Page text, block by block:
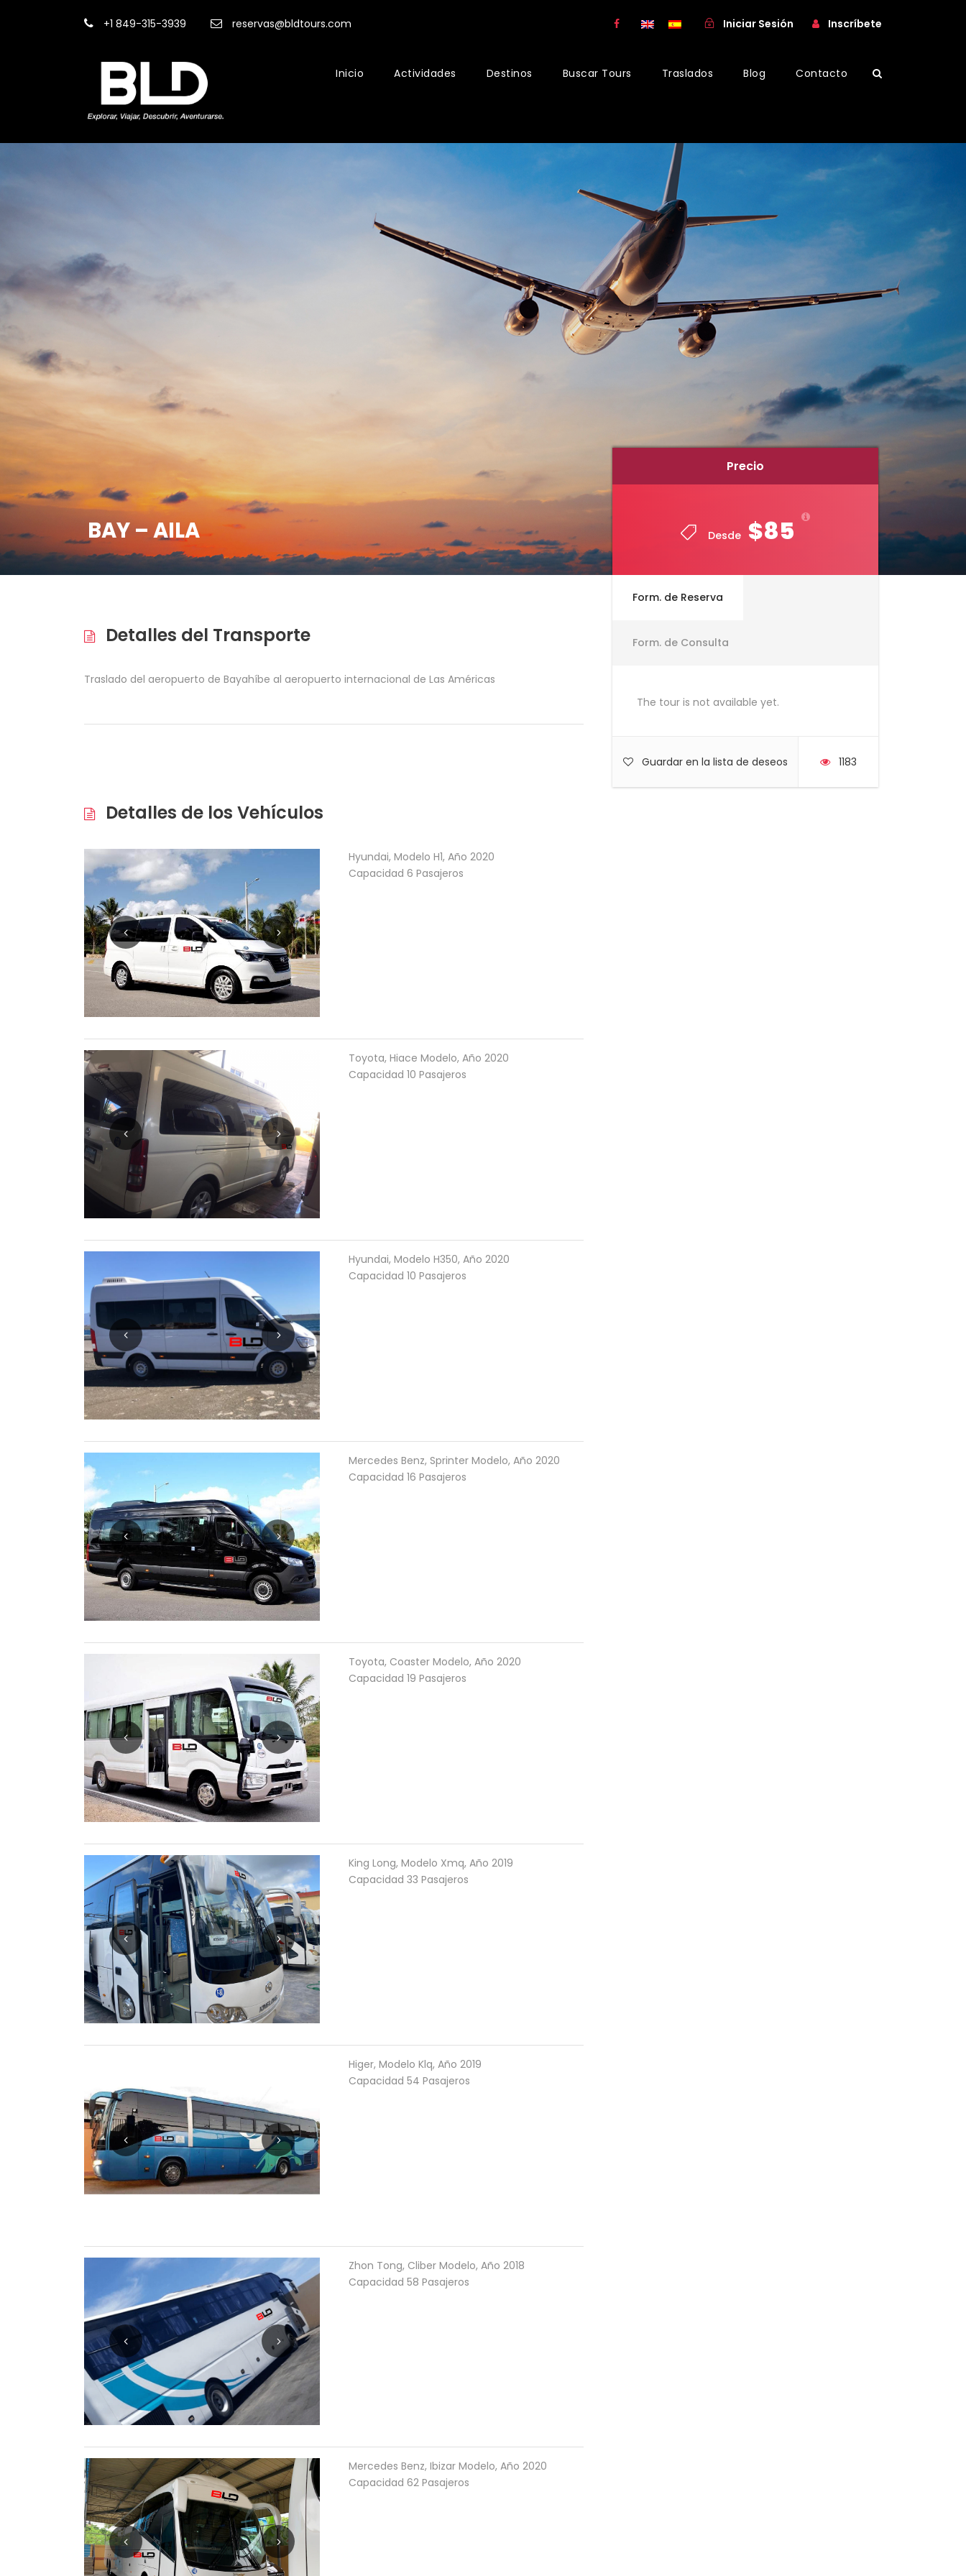
+1 849-315-3939 reservas@bldtours.com Iniciar Sesión Inscríbete
Inicio Actividades Destinos Buscar Tours Traslados Blog Contacto
BAY – AILA
Precio
Desde $85
Precio
Desde $85
Form. de Reserva
Form. de Consulta
The tour is not available yet.
Guardar en la lista de deseos 1183
Detalles del Transporte
Traslado del aeropuerto de Bayahíbe al aeropuerto internacional de Las Américas
Detalles de los Vehículos
Hyundai, Modelo H1, Año 2020
Capacidad 6 Pasajeros
Toyota, Hiace Modelo, Año 2020
Capacidad 10 Pasajeros
Hyundai, Modelo H350, Año 2020
Capacidad 10 Pasajeros
Mercedes Benz, Sprinter Modelo, Año 2020
Capacidad 16 Pasajeros
Toyota, Coaster Modelo, Año 2020
Capacidad 19 Pasajeros
King Long, Modelo Xmq, Año 2019
Capacidad 33 Pasajeros
Higer, Modelo Klq, Año 2019
Capacidad 54 Pasajeros
Zhon Tong, Cliber Modelo, Año 2018
Capacidad 58 Pasajeros
Mercedes Benz, Ibizar Modelo, Año 2020
Capacidad 62 Pasajeros